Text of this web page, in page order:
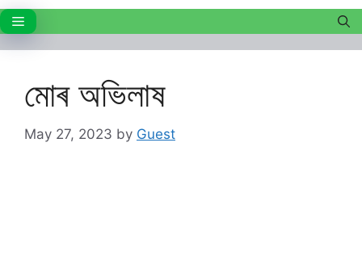
Menu
মোৰ অভিলাষ
May 27, 2023 by Guest